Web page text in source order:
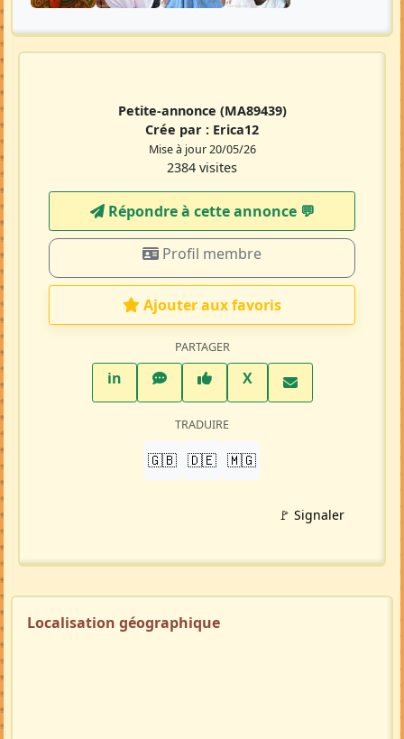
Petite-annonce (MA89439)
Crée par : Erica12
Mise à jour 20/05/26
2384 visites
Répondre à cette annonce 💬​
Profil membre
Ajouter aux favoris
PARTAGER
inLinkedInWhatsAppFacebook
XTwitter X
TRADUIRE
🇬🇧 🇩🇪 🇲🇬
🚩 Signaler
Localisation géographique